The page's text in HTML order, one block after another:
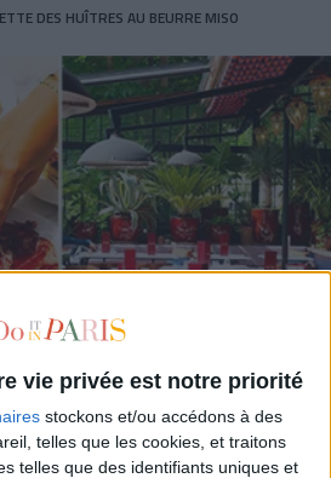
vie privée est notre priorité
stockons et/ou accédons à des
telles que les cookies, et traitons
telles que des identifiants uniques et
DES HUÎTRES AU BEURRE MISO
À TAPAS… BUT MAKE IT CHIC !